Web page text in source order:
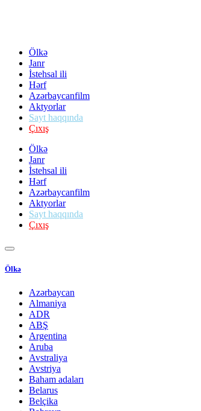
Ölkə
Janr
İstehsal ili
Hərf
Azərbaycanfilm
Aktyorlar
Sayt haqqında
Çıxış
Ölkə
Janr
İstehsal ili
Hərf
Azərbaycanfilm
Aktyorlar
Sayt haqqında
Çıxış
Ölkə
Azərbaycan
Almaniya
ADR
ABŞ
Argentina
Aruba
Avstraliya
Avstriya
Baham adaları
Belarus
Belçika